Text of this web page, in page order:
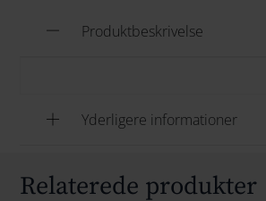
Produktbeskrivelse
Yderligere informationer
Relaterede produkter